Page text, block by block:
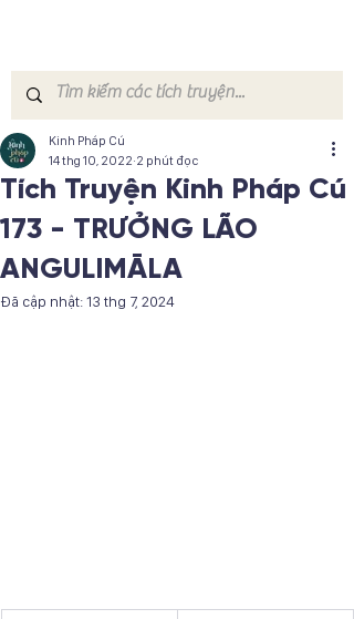
Tích Truyện Kinh Pháp Cú
173 - TRƯỞNG LÃO
ANGULIMĀLA
Kinh Pháp Cú
14 thg 10, 2022 2 phút đọc
Đã cập nhật:13 thg 7, 2024